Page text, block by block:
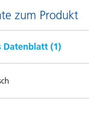
zum Produkt
Datenblatt (1)